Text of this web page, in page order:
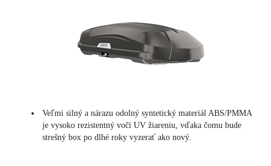
Veľmi silný a nárazu odolný syntetický materiál ABS/PMMA
je vysoko rezistentný voči UV žiareniu, vďaka čomu bude
strešný box po dlhé roky vyzerať ako nový.